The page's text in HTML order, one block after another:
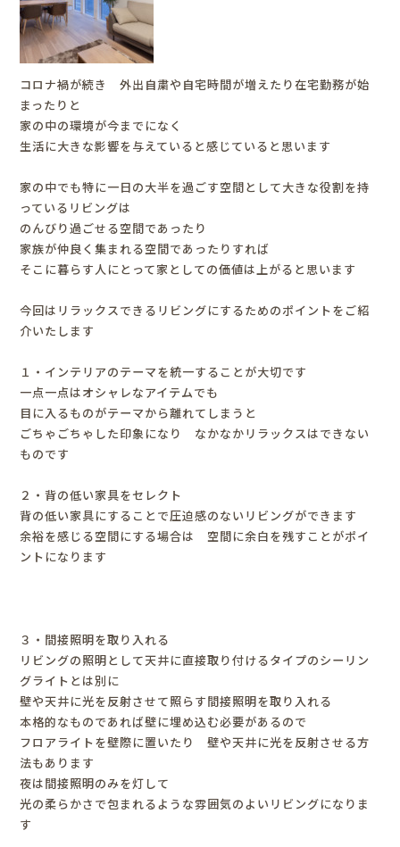
コロナ禍が続き 外出自粛や自宅時間が増えたり在宅勤務が始
まったりと
家の中の環境が今までになく
生活に大きな影響を与えていると感じていると思います
家の中でも特に一日の大半を過ごす空間として大きな役割を持
っているリビングは
のんびり過ごせる空間であったり
家族が仲良く集まれる空間であったりすれば
そこに暮らす人にとって家としての価値は上がると思います
今回はリラックスできるリビングにするためのポイントをご紹
介いたします
１・インテリアのテーマを統一することが大切です
一点一点はオシャレなアイテムでも
目に入るものがテーマから離れてしまうと
ごちゃごちゃした印象になり なかなかリラックスはできない
ものです
２・背の低い家具をセレクト
背の低い家具にすることで圧迫感のないリビングができます
余裕を感じる空間にする場合は 空間に余白を残すことがポイ
ントになります
３・間接照明を取り入れる
リビングの照明として天井に直接取り付けるタイプのシーリン
グライトとは別に
壁や天井に光を反射させて照らす間接照明を取り入れる
本格的なものであれば壁に埋め込む必要があるので
フロアライトを壁際に置いたり 壁や天井に光を反射させる方
法もあります
夜は間接照明のみを灯して
光の柔らかさで包まれるような雰囲気のよいリビングになりま
す